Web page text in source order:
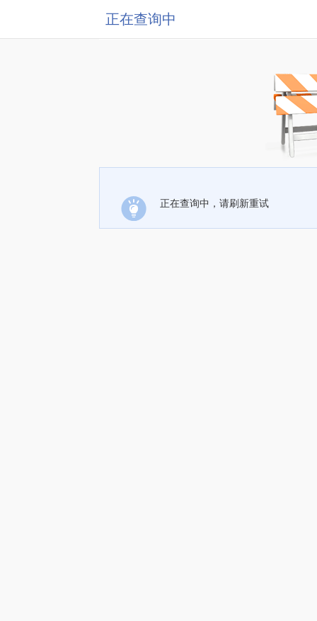
正在查询中
正在查询中，请刷新重试